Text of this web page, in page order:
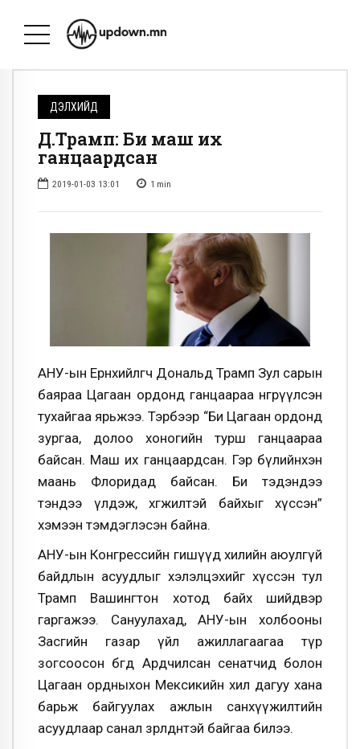
ДЭЛХИЙД
Д.Трамп: Би маш их
ганцаардсан
2019-01-03 13:01 1 min
АНУ-ын Ерөнхийлөгч Дональд Трамп Зул сарын
баяраа Цагаан ордонд ганцаараа өнгөрүүлсэн
тухайгаа ярьжээ. Тэрбээр “Би Цагаан ордонд
зургаа, долоо хоногийн турш ганцаараа
байсан. Маш их ганцаардсан. Гэр бүлийнхэн
маань Флоридад байсан. Би тэдэндээ
тэндээ үлдэж, хөгжилтэй байхыг хүссэн”
хэмээн тэмдэглэсэн байна.
АНУ-ын Конгрессийн гишүүд хилийн аюулгүй
байдлын асуудлыг хэлэлцэхийг хүссэн тул
Трамп Вашингтон хотод байх шийдвэр
гаргажээ. Сануулахад, АНУ-ын холбооны
Засгийн газар үйл ажиллагаагаа түр
зогсоосон бөгөөд Ардчилсан сенатчид болон
Цагаан ордныхон Мексикийн хил дагуу хана
барьж байгуулах ажлын санхүүжилтийн
асуудлаар санал зөрөлдөөнтэй байгаа билээ.